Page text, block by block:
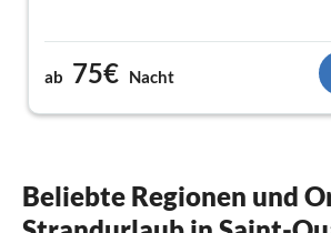
ab 75€ Nacht
Beliebte Regionen und